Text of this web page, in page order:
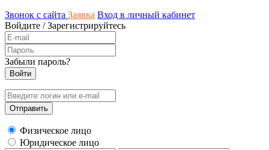
Звонок с сайта Заявка Вход в личный кабинет
Войдите /Зарегистрируйтесь
Забыли пароль?
Физическое лицо
Юридическое лицо